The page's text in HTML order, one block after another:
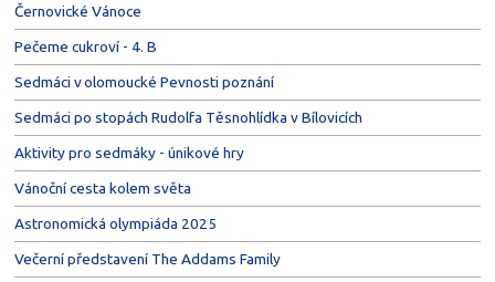
Černovické Vánoce
Pečeme cukroví - 4. B
Sedmáci v olomoucké Pevnosti poznání
Sedmáci po stopách Rudolfa Těsnohlídka v Bílovicích
Aktivity pro sedmáky - únikové hry
Vánoční cesta kolem světa
Astronomická olympiáda 2025
Večerní představení The Addams Family